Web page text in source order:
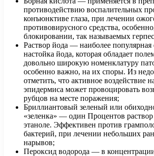
противодействию воспалительных
конъюнктиве глаза, при лечении
противовирусного средства,
блокировании, так называемых
Раствор йода — наиболее популярная
настойка йода, которая обладает
довольно широкую номенклатуру
особенно важно, на их споры. Из
отметить, что активное воздействие
эпидермиса может провоцировать
рубцов на месте поражения;
Бриллиантовый зеленый или
«зеленка» — один Процентов
этаноле. Эффективен против
бактерий, при лечении небольших
нарывов;
Пероксид водорода — в